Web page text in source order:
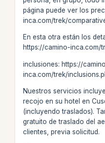
página puede ver los
inca.com/trek/
En esta otra están los
https://camino-inca.com/
inclusiones: https://
inca.com/trek/
Nuestros servicios
recojo en su hotel en
(incluyendo traslados).
gratuito de traslado del
clientes, previa solicitud.